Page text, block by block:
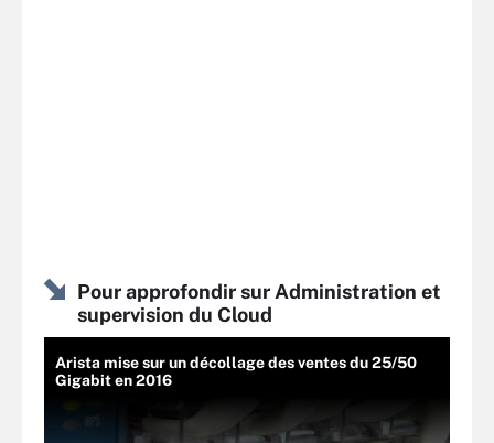
Pour approfondir sur Administration et
supervision du Cloud
Arista mise sur un décollage des ventes du 25/50
Gigabit en 2016